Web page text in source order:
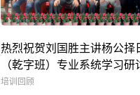
热烈祝贺刘国胜主讲杨公择
（乾字班）专业系统学习研
满结束
培训回顾